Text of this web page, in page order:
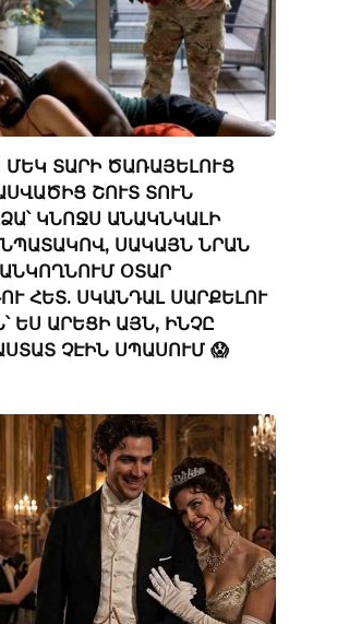
ՄԵԿ ՏԱՐԻ ԾԱՌԱՅԵԼՈՒՑ
ՇՈՒՏ ՏՈՒՆ
ԿՆՈՋՍ ԱՆԱԿՆԿԱԼԻ
ՆՊԱՏԱԿՈՎ, ՍԱԿԱՅՆ ՆՐԱՆ
ՕՏԱՐ
ՀԵՏ. ՍԿԱՆԴԱԼ ՍԱՐՔԵԼՈՒ
ԵՍ ԱՐԵՑԻ ԱՅՆ, ԻՆՉԸ
ՉԷԻՆ ՍՊԱՍՈՒՄ 😱